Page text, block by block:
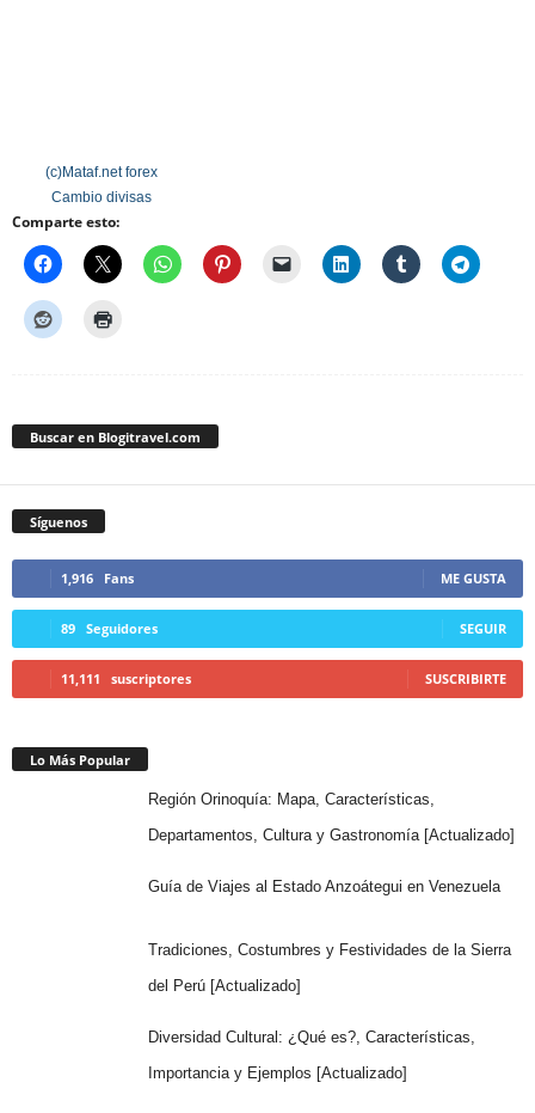
(c)Mataf.netforex
Cambio divisas
Comparte esto:
Buscar en Blogitravel.com
Síguenos
1,916 Fans ME GUSTA
89 Seguidores SEGUIR
11,111 suscriptores SUSCRIBIRTE
Lo Más Popular
Región Orinoquía: Mapa, Características,
Departamentos, Cultura y Gastronomía [Actualizado]
Guía de Viajes al Estado Anzoátegui en Venezuela
Tradiciones, Costumbres y Festividades de la Sierra
del Perú [Actualizado]
Diversidad Cultural: ¿Qué es?, Características,
Importancia y Ejemplos [Actualizado]